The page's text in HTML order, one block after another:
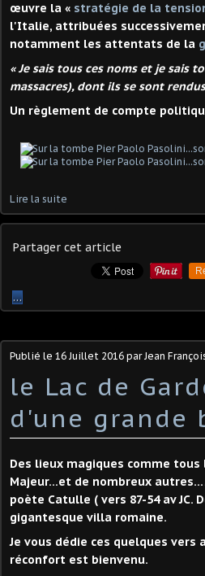
œuvre la « stratégie de la
l'Italie, attribuées
notamment les attentats de la
« Je sais tous ces noms et je
massacres), dont ils se sont
Un règlement de compte
Lire la suite
Partager cet article
…
Publié le 16 Juillet 2016 par Jean
le Lac de
d'une grande
Des lieux magiques comme tous
Majeur...et de nombreux
poète Catulle ( vers 87-54 av
gigantesque villa romaine.
Je vous dédie ces quelques
réconfort est bienvenu.